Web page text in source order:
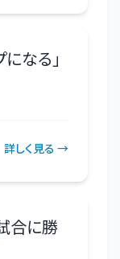
になる 」
詳しく見る →
合に勝